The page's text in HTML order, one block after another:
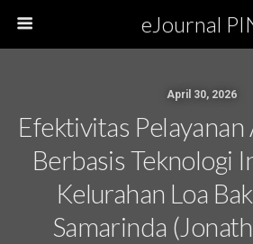
eJournal
April 30, 2026
Efektivitas
Berbasis Teknologi
Kelurahan Loa
Samarinda